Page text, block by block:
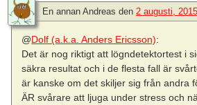
En annan Andreas den 2 augusti,
@Dolf (a.k.a. Anders Ericsson):
Det är nog riktigt att lögndetektortest i
säkra resultat och i de flesta fall är
är kanske om det skiljer sig från andra
ÄR svårare att ljuga under stress och